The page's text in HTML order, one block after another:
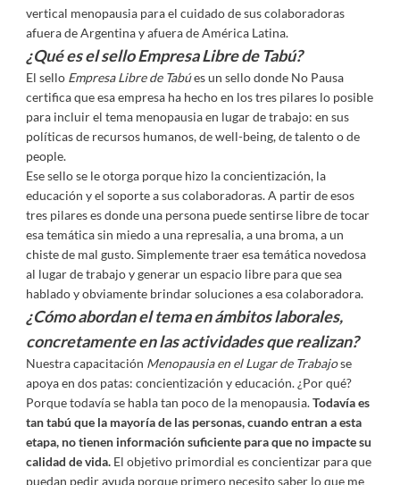
vertical menopausia para el cuidado de sus colaboradoras
afuera de Argentina y afuera de América Latina.
¿Qué es el sello Empresa Libre de Tabú?
El sello Empresa Libre de Tabúes un sello donde No Pausa
certifica que esa empresa ha hecho en los tres pilares lo posible
para incluir el tema menopausia en lugar de trabajo: en sus
políticas de recursos humanos, de well-being, de talento o de
people.
Ese sello se le otorga porque hizo la concientización, la
educación y el soporte a sus colaboradoras. A partir de esos
tres pilares es donde una persona puede sentirse libre de tocar
esa temática sin miedo a una represalia, a una broma, a un
chiste de mal gusto. Simplemente traer esa temática novedosa
al lugar de trabajo y generar un espacio libre para que sea
hablado y obviamente brindar soluciones a esa colaboradora.
¿Cómo abordan el tema en ámbitos laborales,
concretamente en las actividades que realizan?
Nuestra capacitación Menopausia en el Lugar de Trabajose
apoya en dos patas: concientización y educación. ¿Por qué?
Porque todavía se habla tan poco de la menopausia.Todavía es
tan tabú que la mayoría de las personas, cuando entran a esta
etapa, no tienen información suficiente para que no impacte su
calidad de vida.El objetivo primordial es concientizar para que
puedan pedir ayuda porque primero necesito saber lo que me